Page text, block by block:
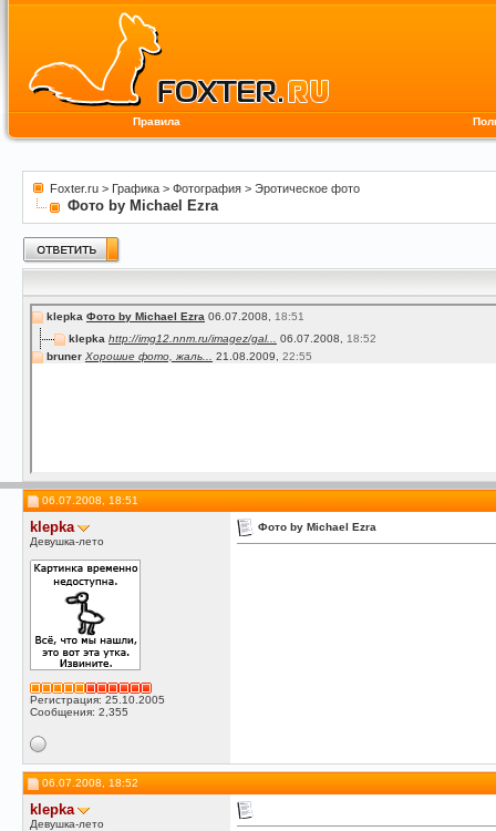
Правила
Foxter.ru > Графика > Фотография > Эротическое фото
Фото by Michael Ezra
klepka Фото by Michael Ezra 06.07.2008, 18:51
klepka http://img12.nnm.ru/imagez/gal... 06.07.2008, 18:52
bruner Хорошие фото, жаль... 21.08.2009, 22:55
06.07.2008, 18:51
klepka
Девушка-лето
Регистрация: 25.10.2005
Сообщения: 2,355
Фото by Michael Ezra
06.07.2008, 18:52
klepka
Девушка-лето